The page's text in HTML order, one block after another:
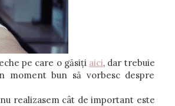
pe care o găsiți aici, dar trebuie
moment bun să vorbesc despre
realizasem cât de important este